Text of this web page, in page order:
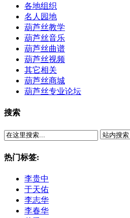
各地组织
名人园地
葫芦丝教学
葫芦丝音乐
葫芦丝曲谱
葫芦丝视频
其它相关
葫芦丝商城
葫芦丝专业论坛
搜索
热门标签:
李贵中
于天佑
李志华
李春华